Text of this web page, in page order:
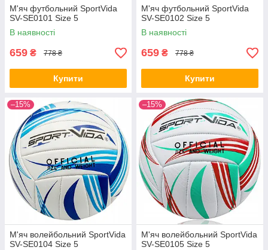
М'яч футбольний SportVida
SV-SE0101 Size 5
В наявності
659 ₴ 778 ₴
Купити
М'яч футбольний SportVida
SV-SE0102 Size 5
В наявності
659 ₴ 778 ₴
Купити
–15%
М'яч волейбольний SportVida
SV-SE0104 Size 5
–15%
М'яч волейбольний SportVida
SV-SE0105 Size 5